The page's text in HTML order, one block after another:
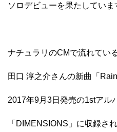
ソロデビューを果たしていま
ナチュラリのCMで流れてい
田口 淳之介さんの新曲「
2017年9月3日発売の1stアル
「DIMENSIONS」に収録さ